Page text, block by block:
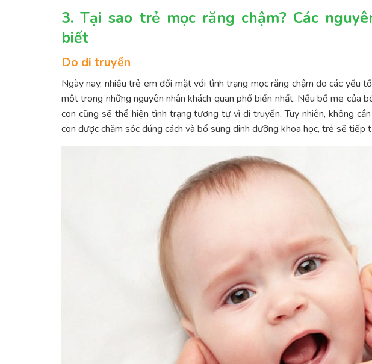
3. Tại sao trẻ mọc răng chậm? Các
biết
Do di truyền
Ngày nay, nhiều trẻ em đối mặt với tình trạng mọc răng chậm do các yếu
một trong những nguyên nhân khách quan phổ biến nhất. Nếu bố mẹ của
con cũng sẽ thể hiện tình trạng tương tự vì di truyền. Tuy nhiên, không
con được chăm sóc đúng cách và bổ sung dinh dưỡng khoa học, trẻ sẽ tiếp